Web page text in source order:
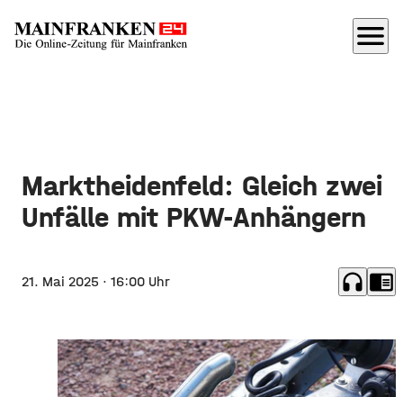
menu
Marktheidenfeld: Gleich zwei
Unfälle mit PKW-Anhängern
21. Mai 2025 · 16:00 Uhr headphones chrome_reader_mode